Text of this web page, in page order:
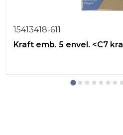
15413418-611
Kraft emb. 5 envel. <C7